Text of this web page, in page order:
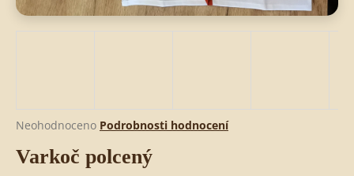
Průměrné
produktu
Neohodnoceno Podrobnosti hodnocení
Varkoč polcený
D
p